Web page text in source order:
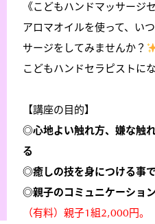
《こどもハンドマッサージ
アロマオイルを使って、い
サージをしてみませんか？
こどもハンドセラピストに
【講座の目的】
◎心地よい触れ方、嫌な触
る
◎癒しの技を身につける事
◎親子のコミュニケーショ
（有料）親子1組2,000円